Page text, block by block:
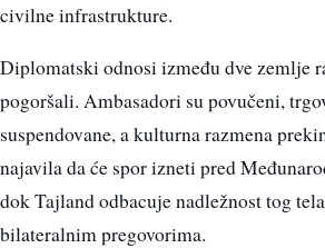
civilne infrastrukture.
Diplomatski odnosi između dve zemlje
pogoršali. Ambasadori su povučeni,
suspendovane, a kulturna razmena
najavila da će spor izneti pred
dok Tajland odbacuje nadležnost tog
bilateralnim pregovorima.